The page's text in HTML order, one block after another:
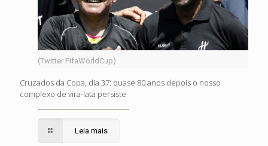
(Twitter FifaWorldCup)
Cruzados da Copa, dia 37: quase 80 anos depois o nosso
complexo de vira-lata persiste
Leia mais